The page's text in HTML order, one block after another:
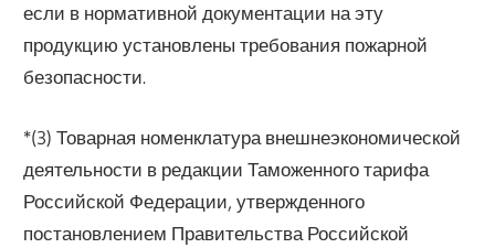
если в нормативной документации на эту
продукцию установлены требования пожарной
безопасности.
*(3) Товарная номенклатура внешнеэкономической
деятельности в редакции Таможенного тарифа
Российской Федерации, утвержденного
постановлением Правительства Российской